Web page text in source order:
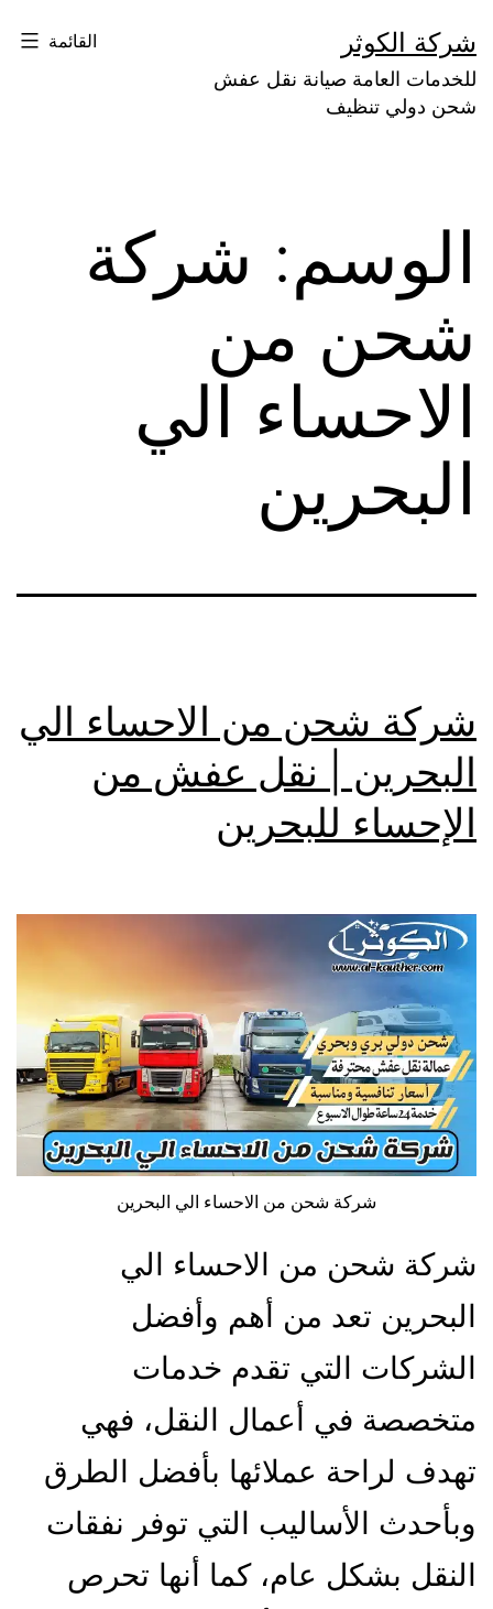
إلى
المحتوى
شركة الكوثر
للخدمات العامة صيانة نقل عفش
شحن دولي تنظيف
القائمة
الوسم: شركة
شحن من
الاحساء الي
البحرين
شركة شحن من الاحساء الي
البحرين | نقل عفش من
الإحساء للبحرين
شركة شحن من الاحساء الي البحرين
شركة شحن من الاحساء الي
البحرين تعد من أهم وأفضل
الشركات التي تقدم خدمات
متخصصة في أعمال النقل، فهي
تهدف لراحة عملائها بأفضل الطرق
وبأحدث الأساليب التي توفر نفقات
النقل بشكل عام، كما أنها تحرص